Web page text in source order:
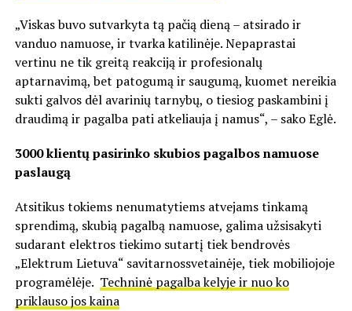
„Viskas buvo sutvarkyta tą pačią dieną – atsirado ir
vanduo namuose, ir tvarka katilinėje. Nepaprastai
vertinu ne tik greitą reakciją ir profesionalų
aptarnavimą, bet patogumą ir saugumą, kuomet nereikia
sukti galvos dėl avarinių tarnybų, o tiesiog paskambini į
draudimą ir pagalba pati atkeliauja į namus“, – sako Eglė.
3000 klientų pasirinko skubios pagalbos namuose
paslaugą
Atsitikus tokiems nenumatytiems atvejams tinkamą
sprendimą, skubią pagalbą namuose, galima užsisakyti
sudarant elektros tiekimo sutartį tiek bendrovės
„Elektrum Lietuva“ savitarnossvetainėje, tiek mobiliojoje
programėlėje. Techninė pagalba kelyje ir nuo ko
priklauso jos kaina